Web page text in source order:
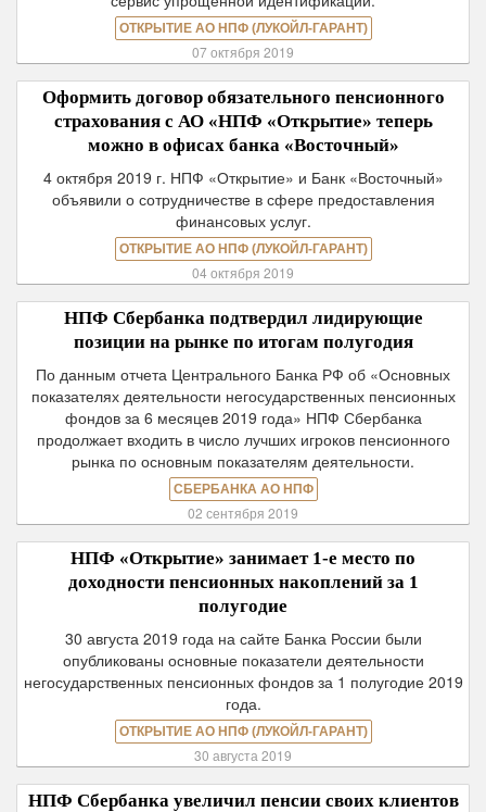
ОТКРЫТИЕ АО НПФ (ЛУКОЙЛ-ГАРАНТ)
07 октября 2019
Оформить договор обязательного пенсионного
страхования c АО «НПФ «Открытие» теперь
можно в офисах банка «Восточный»
4 октября 2019 г. НПФ «Открытие» и Банк «Восточный»
объявили о сотрудничестве в сфере предоставления
финансовых услуг.
ОТКРЫТИЕ АО НПФ (ЛУКОЙЛ-ГАРАНТ)
04 октября 2019
НПФ Сбербанка подтвердил лидирующие
позиции на рынке по итогам полугодия
По данным отчета Центрального Банка РФ об «Основных
показателях деятельности негосударственных пенсионных
фондов за 6 месяцев 2019 года» НПФ Сбербанка
продолжает входить в число лучших игроков пенсионного
рынка по основным показателям деятельности.
СБЕРБАНКА АО НПФ
02 сентября 2019
НПФ «Открытие» занимает 1-е место по
доходности пенсионных накоплений за 1
полугодие
30 августа 2019 года на сайте Банка России были
опубликованы основные показатели деятельности
негосударственных пенсионных фондов за 1 полугодие 2019
года.
ОТКРЫТИЕ АО НПФ (ЛУКОЙЛ-ГАРАНТ)
30 августа 2019
НПФ Сбербанка увеличил пенсии своих клиентов